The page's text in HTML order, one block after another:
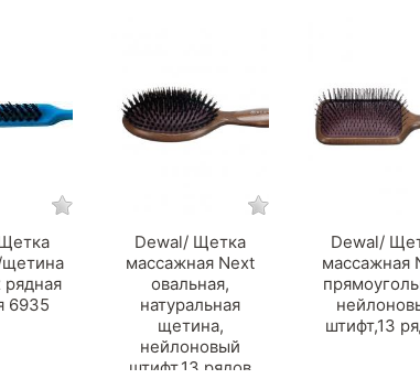
щетина
рядная
6935
Dewal/ Щетка
массажная Next
овальная,
натуральная
щетина,
нейлоновый
штифт,13 рядов
Dewal/
массажная
штифт,13